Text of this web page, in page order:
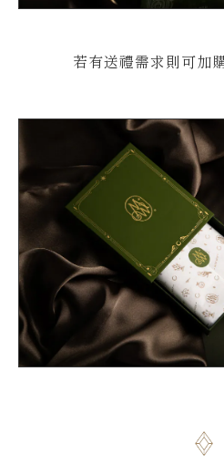
若有送禮需求則可加